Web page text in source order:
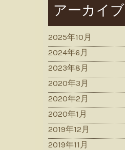
アーカイブ
2025年10月
2024年6月
2023年8月
2020年3月
2020年2月
2020年1月
2019年12月
2019年11月